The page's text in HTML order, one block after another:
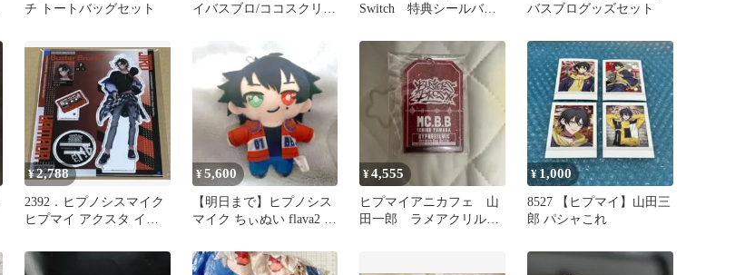
チ トートバッグセット
イバスブロ/ココスクリア
Switch 特典シールバス
バスブログッズセット
¥2,788
2392．ヒプノシスマイク
ヒプマイ アクスタ イケ
¥5,600
【明日まで】ヒプノシス
マイク ちぃぬい flava2 山
¥4,555
ヒプマイアニカフェ 山
田一郎 ラメアクリルキ
¥1,000
8527 【ヒプマイ】山田三
郎 パシャこれ